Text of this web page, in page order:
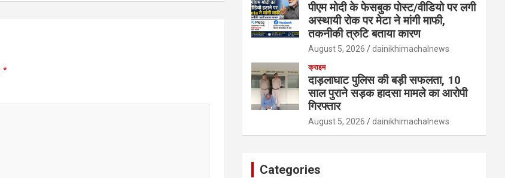
*
पीएम मोदी के फेसबुक पोस्ट/वीडियो पर लगी
अस्थायी रोक पर मेटा ने मांगी माफी,
तकनीकी त्रुटि बताया कारण
August 5, 2026 dainikhimachalnews
क्राइम
दाड़लाघाट पुलिस की बड़ी सफलता, 10
साल पुराने सड़क हादसा मामले का आरोपी
गिरफ्तार
August 5, 2026 dainikhimachalnews
Categories